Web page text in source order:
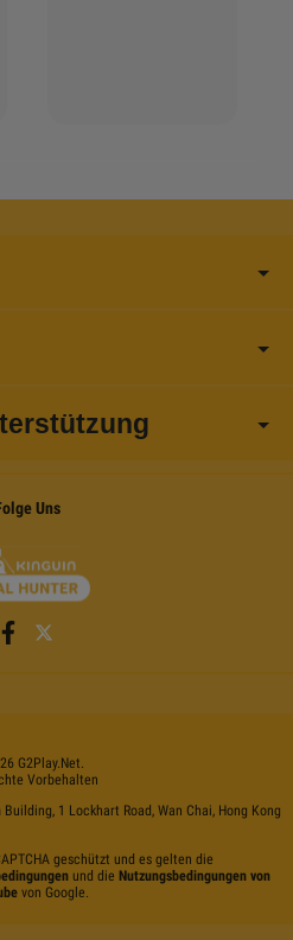
Uns
G2Play.net.
Vorbehalten
1 Lockhart Road, Wan Chai, Hong Kong
geschützt und es gelten die
und die Nutzungsbedingungen von
von Google.